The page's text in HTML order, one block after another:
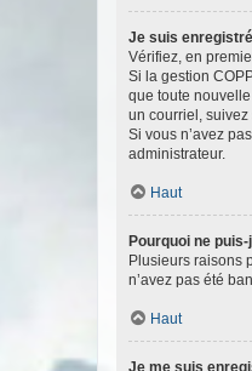
Je suis
Vérifiez, en
Si la gestion
que toute
un courriel,
Si vous n’avez
administrateur.
Haut
Pourquoi ne
Plusieurs raisons
n’avez pas été
Haut
Je me suis